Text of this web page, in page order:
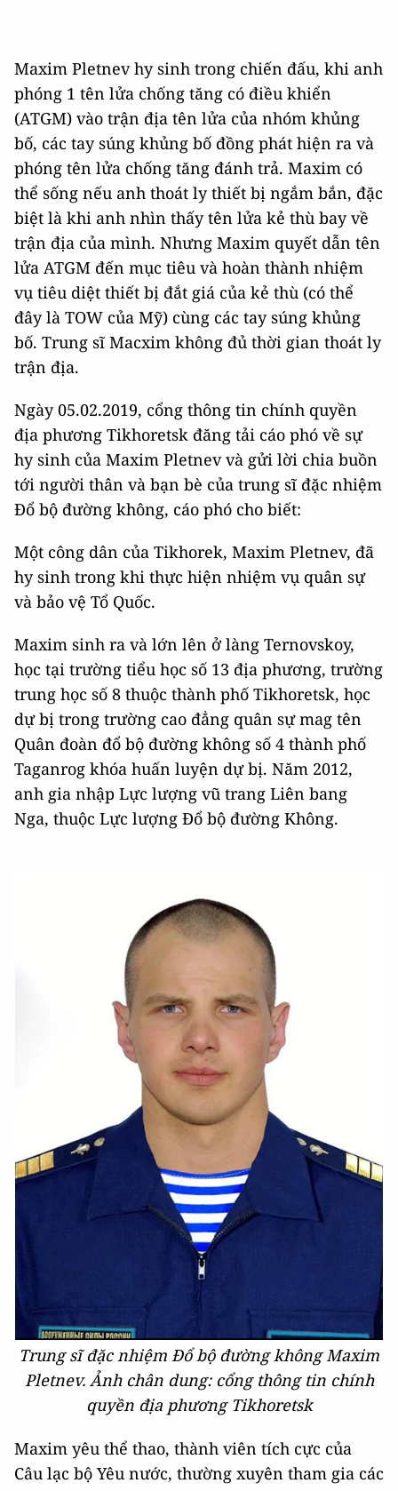
Maxim Pletnev hy sinh trong chiến đấu, khi anh
phóng 1 tên lửa chống tăng có điều khiển
(ATGM) vào trận địa tên lửa của nhóm khủng
bố, các tay súng khủng bố đồng phát hiện ra và
phóng tên lửa chống tăng đánh trả. Maxim có
thể sống nếu anh thoát ly thiết bị ngắm bắn, đặc
biệt là khi anh nhìn thấy tên lửa kẻ thù bay về
trận địa của mình. Nhưng Maxim quyết dẫn tên
lửa ATGM đến mục tiêu và hoàn thành nhiệm
vụ tiêu diệt thiết bị đắt giá của kẻ thù (có thể
đây là TOW của Mỹ) cùng các tay súng khủng
bố. Trung sĩ Macxim không đủ thời gian thoát ly
trận địa.
Ngày 05.02.2019, cổng thông tin chính quyền
địa phương Tikhoretsk đăng tải cáo phó về sự
hy sinh của Maxim Pletnev và gửi lời chia buồn
tới người thân và bạn bè của trung sĩ đặc nhiệm
Đổ bộ đường không, cáo phó cho biết:
Một công dân của Tikhorek, Maxim Pletnev, đã
hy sinh trong khi thực hiện nhiệm vụ quân sự
và bảo vệ Tổ Quốc.
Maxim sinh ra và lớn lên ở làng Ternovskoy,
học tại trường tiểu học số 13 địa phương, trường
trung học số 8 thuộc thành phố Tikhoretsk, học
dự bị trong trường cao đẳng quân sự mag tên
Quân đoàn đổ bộ đường không số 4 thành phố
Taganrog khóa huấn luyện dự bị. Năm 2012,
anh gia nhập Lực lượng vũ trang Liên bang
Nga, thuộc Lực lượng Đổ bộ đường Không.
Trung sĩ đặc nhiệm Đổ bộ đường không Maxim
Pletnev. Ảnh chân dung: cổng thông tin chính
quyền địa phương Tikhoretsk
Maxim yêu thể thao, thành viên tích cực của
Câu lạc bộ Yêu nước, thường xuyên tham gia các